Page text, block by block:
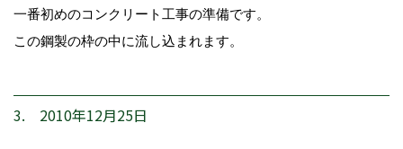
一番初めのコンクリート工事の準備です。
この鋼製の枠の中に流し込まれます。
3. 2010年12月25日